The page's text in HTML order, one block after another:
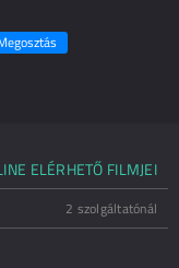
ELÉRHETŐ FILMJEI
2 szolgáltatónál